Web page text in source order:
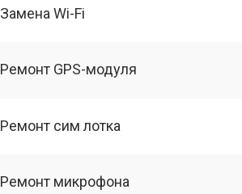
Замена Wi-Fi
Ремонт GPS-модуля
Ремонт сим лотка
Ремонт микрофона